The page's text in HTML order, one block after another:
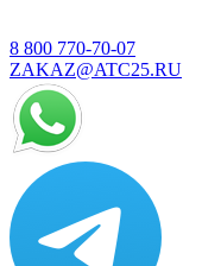
8 800 770-70-07
ZAKAZ@ATC25.RU